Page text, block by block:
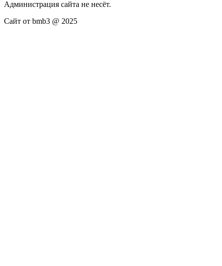
Администрация сайта не несёт.
Сайт от bmb3 @ 2025